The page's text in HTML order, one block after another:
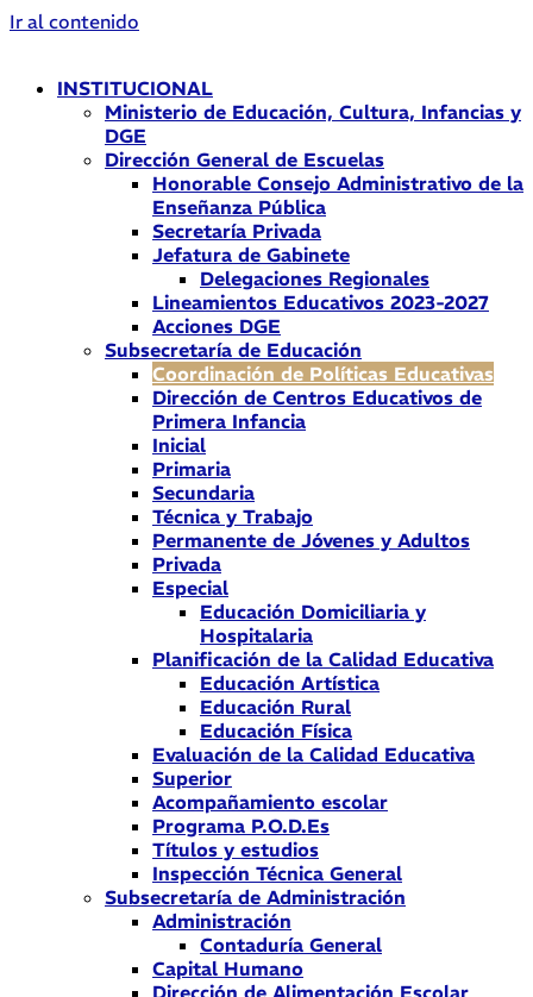
Ir al contenido
INSTITUCIONAL
Ministerio de Educación, Cultura, Infancias y
DGE
Dirección General de Escuelas
Honorable Consejo Administrativo de la
Enseñanza Pública
Secretaría Privada
Jefatura de Gabinete
Delegaciones Regionales
Lineamientos Educativos 2023-2027
Acciones DGE
Subsecretaría de Educación
Coordinación de Políticas Educativas
Dirección de Centros Educativos de
Primera Infancia
Inicial
Primaria
Secundaria
Técnica y Trabajo
Permanente de Jóvenes y Adultos
Privada
Especial
Educación Domiciliaria y
Hospitalaria
Planificación de la Calidad Educativa
Educación Artística
Educación Rural
Educación Física
Evaluación de la Calidad Educativa
Superior
Acompañamiento escolar
Programa P.O.D.Es
Títulos y estudios
Inspección Técnica General
Subsecretaría de Administración
Administración
Contaduría General
Capital Humano
Dirección de Alimentación Escolar